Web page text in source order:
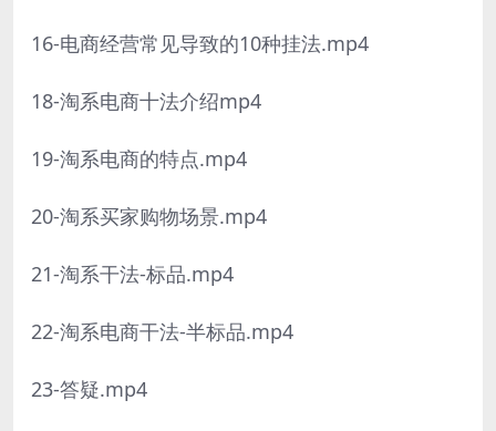
16-电商经营常见导致的10种挂法.mp4
18-淘系电商十法介绍mp4
19-淘系电商的特点.mp4
20-淘系买家购物场景.mp4
21-淘系干法-标品.mp4
22-淘系电商干法-半标品.mp4
23-答疑.mp4